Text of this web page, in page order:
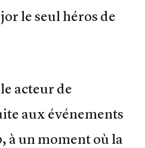
le seul héros de
acteur de
aux événements
à un moment où la